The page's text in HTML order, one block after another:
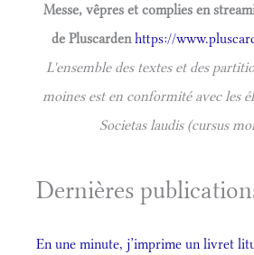
Messe, vêpres et complies en
de Pluscardenhttps://
L'ensemble des textes et des
moines est en conformité avec les
Societas laudis (cursus
Dernières
En une minute, j’imprime un livret